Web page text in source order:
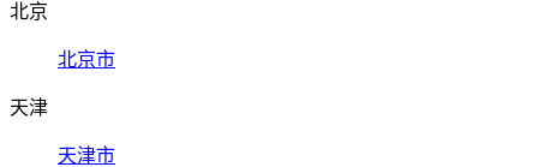
北京
北京市
天津
天津市